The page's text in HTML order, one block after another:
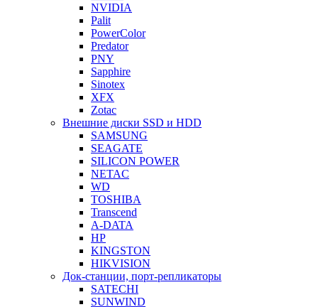
NVIDIA
Palit
PowerColor
Predator
PNY
Sapphire
Sinotex
XFX
Zotac
Внешние диски SSD и HDD
SAMSUNG
SEAGATE
SILICON POWER
NETAC
WD
TOSHIBA
Transcend
A-DATA
HP
KINGSTON
HIKVISION
Док-станции, порт-репликаторы
SATECHI
SUNWIND